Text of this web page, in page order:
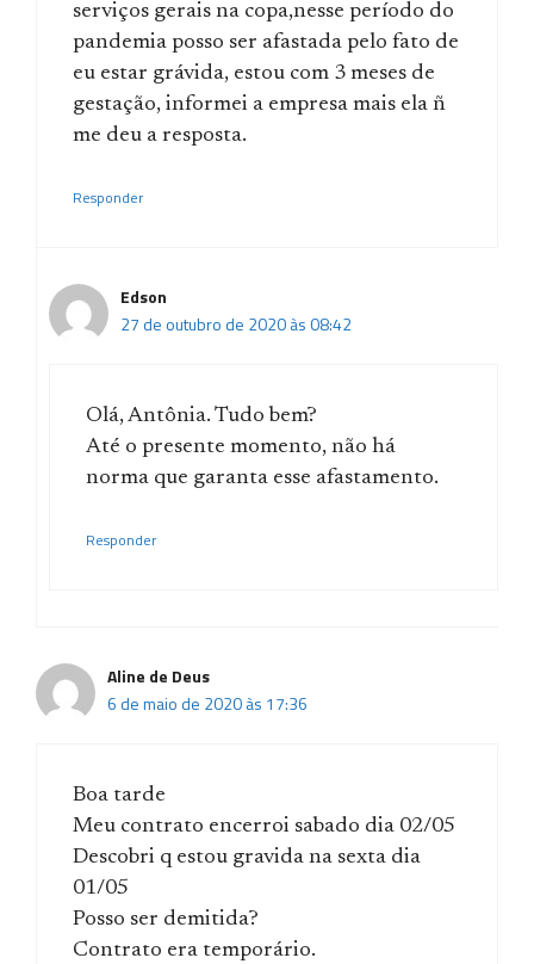
serviços gerais na copa,nesse período do
pandemia posso ser afastada pelo fato de
eu estar grávida, estou com 3 meses de
gestação, informei a empresa mais ela ñ
me deu a resposta.
Responder
Edson
27 de outubro de 2020 às 08:42
Olá, Antônia. Tudo bem?
Até o presente momento, não há
norma que garanta esse afastamento.
Responder
Aline de Deus
6 de maio de 2020 às 17:36
Boa tarde
Meu contrato encerroi sabado dia 02/05
Descobri q estou gravida na sexta dia
01/05
Posso ser demitida?
Contrato era temporário.